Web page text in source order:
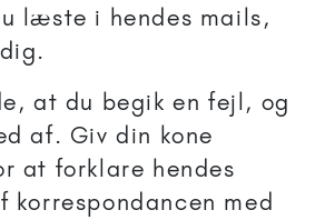
læste i hendes mails,
at du begik en fejl, og
af. Giv din kone
at forklare hendes
korrespondancen med